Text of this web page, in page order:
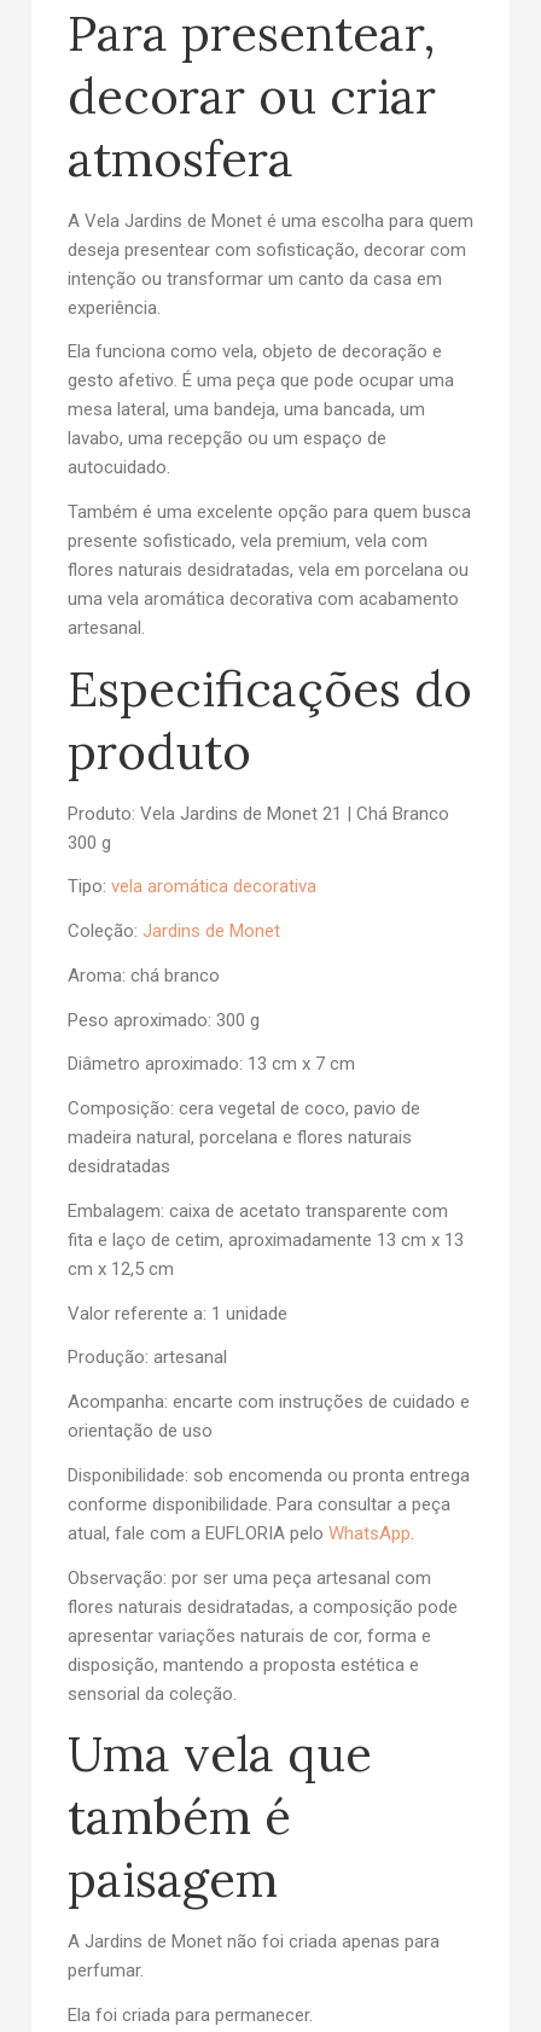
Para presentear,
decorar ou criar
atmosfera
A Vela Jardins de Monet é uma escolha para quem
deseja presentear com sofisticação, decorar com
intenção ou transformar um canto da casa em
experiência.
Ela funciona como vela, objeto de decoração e
gesto afetivo. É uma peça que pode ocupar uma
mesa lateral, uma bandeja, uma bancada, um
lavabo, uma recepção ou um espaço de
autocuidado.
Também é uma excelente opção para quem busca
presente sofisticado, vela premium, vela com
flores naturais desidratadas, vela em porcelana ou
uma vela aromática decorativa com acabamento
artesanal.
Especificações do
produto
Produto: Vela Jardins de Monet 21 | Chá Branco
300 g
Tipo: vela aromática decorativa
Coleção: Jardins de Monet
Aroma: chá branco
Peso aproximado: 300 g
Diâmetro aproximado: 13 cm x 7 cm
Composição: cera vegetal de coco, pavio de
madeira natural, porcelana e flores naturais
desidratadas
Embalagem: caixa de acetato transparente com
fita e laço de cetim, aproximadamente 13 cm x 13
cm x 12,5 cm
Valor referente a: 1 unidade
Produção: artesanal
Acompanha: encarte com instruções de cuidado e
orientação de uso
Disponibilidade: sob encomenda ou pronta entrega
conforme disponibilidade. Para consultar a peça
atual, fale com a EUFLORIA pelo WhatsApp.
Observação: por ser uma peça artesanal com
flores naturais desidratadas, a composição pode
apresentar variações naturais de cor, forma e
disposição, mantendo a proposta estética e
sensorial da coleção.
Uma vela que
também é
paisagem
A Jardins de Monet não foi criada apenas para
perfumar.
Ela foi criada para permanecer.